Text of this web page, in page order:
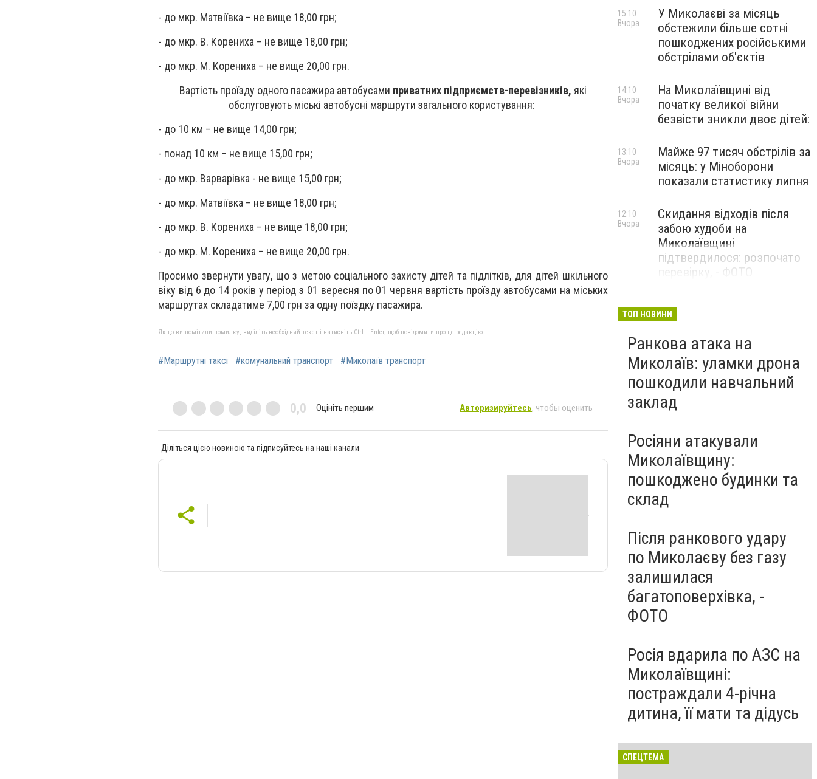
- до мкр. Матвіївка – не вище 18,00 грн;
- до мкр. В. Корениха – не вище 18,00 грн;
- до мкр. М. Корениха – не вище 20,00 грн.
Вартість проїзду одного пасажира автобусами приватних підприємств-перевізників, які
обслуговують міські автобусні маршрути загального користування:
- до 10 км – не вище 14,00 грн;
- понад 10 км – не вище 15,00 грн;
- до мкр. Варварівка - не вище 15,00 грн;
- до мкр. Матвіївка – не вище 18,00 грн;
- до мкр. В. Корениха – не вище 18,00 грн;
- до мкр. М. Корениха – не вище 20,00 грн.
Просимо звернути увагу, що з метою соціального захисту дітей та підлітків, для дітей шкільного
віку від 6 до 14 років у період з 01 вересня по 01 червня вартість проїзду автобусами на міських
маршрутах складатиме 7,00 грн за одну поїздку пасажира.
Якщо ви помітили помилку, виділіть необхідний текст і натисніть Ctrl + Enter, щоб повідомити про це редакцію
#Маршрутні таксі #комунальний транспорт #Миколаїв транспорт
0,0 Оцініть першим Авторизируйтесь, чтобы оценить
Діліться цією новиною та підписуйтесь на наші канали
У Миколаєві за місяць
обстежили більше сотні
пошкоджених російськими
обстрілами об'єктів
15:10
Вчора
На Миколаївщині від
початку великої війни
безвісти зникли двоє дітей:
14:10
Вчора
Майже 97 тисяч обстрілів за
місяць: у Міноборони
показали статистику липня
13:10
Вчора
Скидання відходів після
забою худоби на
Миколаївщині
підтвердилося: розпочато
перевірку, - ФОТО
12:10
Вчора
ТОП НОВИНИ
Ранкова атака на
Миколаїв: уламки дрона
пошкодили навчальний
заклад
Росіяни атакували
Миколаївщину:
пошкоджено будинки та
склад
Після ранкового удару
по Миколаєву без газу
залишилася
багатоповерхівка, -
ФОТО
Росія вдарила по АЗС на
Миколаївщині:
постраждали 4-річна
дитина, її мати та дідусь
СПЕЦТЕМА